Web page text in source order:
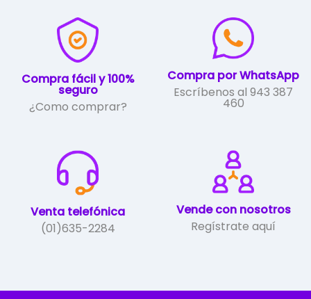
Compra fácil y 100%
seguro
¿Como comprar?
Compra por WhatsApp
Escríbenos al 943 387
460
Venta telefónica
(01)635-2284
Vende con nosotros
Regístrate aquí